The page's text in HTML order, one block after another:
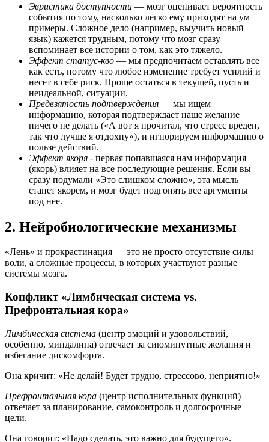
Эвристика доступности — мозг оценивает вероятность
события по тому, насколько легко ему приходят на ум
примеры. Сложное дело (например, выучить новый
язык) кажется трудным, потому что мозг сразу
вспоминает все истории о том, как это тяжело.
Эффект статус-кво — мы предпочитаем оставлять все
как есть, потому что любое изменение требует усилий и
несет в себе риск. Проще остаться в текущей, пусть и
неидеальной, ситуации.
Предвзятость подтверждения — мы ищем
информацию, которая подтверждает наше желание
ничего не делать («А вот я прочитал, что стресс вреден,
так что лучше я отдохну»), и игнорируем информацию о
пользе действий.
Эффект якоря - первая попавшаяся нам информация
(якорь) влияет на все последующие решения. Если вы
сразу подумали «Это слишком сложно», эта мысль
станет якорем, и мозг будет подгонять все аргументы
под нее.
2. Нейробиологические механизмы
«Лень» и прокрастинация — это не просто отсутствие силы
воли, а сложные процессы, в которых участвуют разные
системы мозга.
Конфликт «Лимбическая система vs.
Префронтальная кора»
Лимбическая система (центр эмоций и удовольствий,
особенно, миндалина) отвечает за сиюминутные желания и
избегание дискомфорта.
Она кричит: «Не делай! Будет трудно, стрессово, неприятно!»
Префронтальная кора (центр исполнительных функций)
отвечает за планирование, самоконтроль и долгосрочные
цели.
Она говорит: «Надо сделать, это важно для будущего».